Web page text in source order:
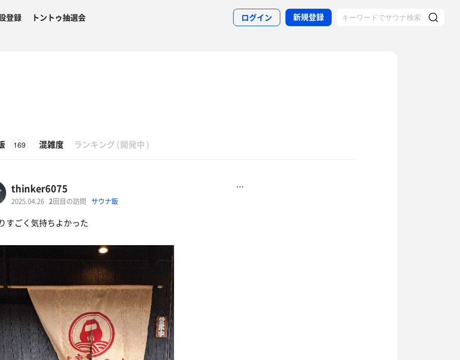
登録 トントゥ抽選会 ログイン 新規登録
169 混雑度 ランキング (開発中 )
thinker6075
2025.04.26 2回目の訪問 サウナ飯
すごく気持ちよかった